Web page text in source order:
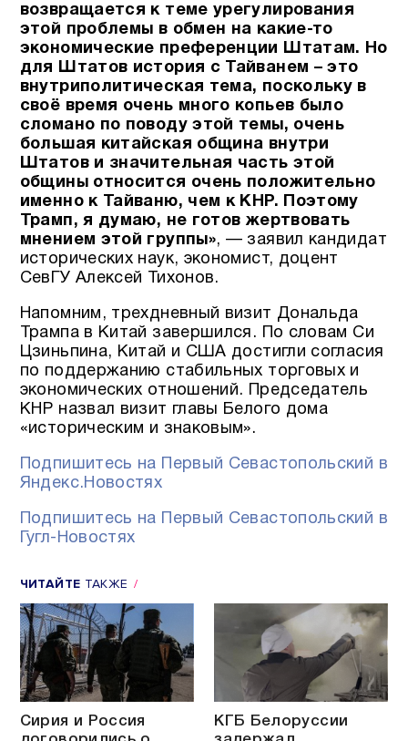
возвращается к теме урегулирования
этой проблемы в обмен на какие-то
экономические преференции Штатам. Но
для Штатов история с Тайванем – это
внутриполитическая тема, поскольку в
своё время очень много копьев было
сломано по поводу этой темы, очень
большая китайская община внутри
Штатов и значительная часть этой
общины относится очень положительно
именно к Тайваню, чем к КНР. Поэтому
Трамп, я думаю, не готов жертвовать
мнением этой группы», — заявил кандидат
исторических наук, экономист, доцент
СевГУ Алексей Тихонов.
Напомним, трехдневный визит Дональда
Трампа в Китай завершился. По словам Си
Цзиньпина, Китай и США достигли согласия
по поддержанию стабильных торговых и
экономических отношений. Председатель
КНР назвал визит главы Белого дома
«историческим и знаковым».
Подпишитесь на Первый Севастопольский в
Яндекс.Новостях
Подпишитесь на Первый Севастопольский в
Гугл-Новостях
ЧИТАЙТЕ ТАКЖЕ
Сирия и Россия
КГБ Белоруссии